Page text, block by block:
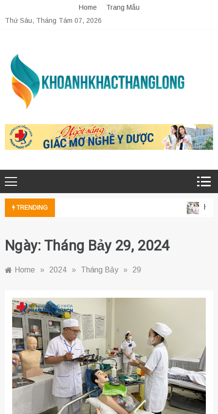
to
Home
Trang Mẫu
Thứ Sáu, Tháng Tám 07, 2026
TRENDING
Ngày:Tháng Bảy 29, 2024
Home » 2024 » Tháng Bảy » 29